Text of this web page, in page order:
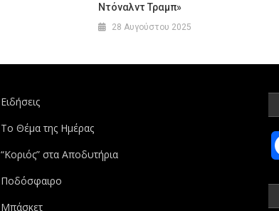
Ντόναλντ Τραμπ»
28 Αυγούστου 2025
Ειδήσεις
Το Θέμα της Ημέρας
“Κοριός” στα Αποδυτήρια
Ποδόσφαιρο
Μπάσκετ